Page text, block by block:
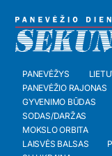
PANEVĖŽYS
PANEVĖŽIO RAJONAS
GYVENIMO BŪDAS
SODAS/DARŽAS
MOKSLO ORBITA
LAISVĖS BALSAS